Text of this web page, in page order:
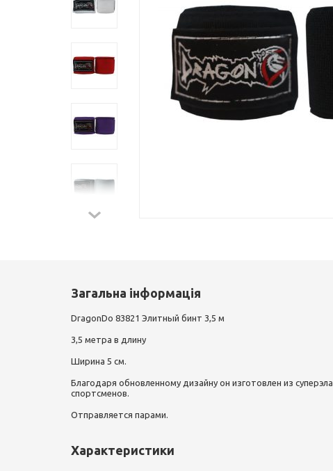
Загальна інформація
DragonDo 83821 Элитный бинт 3,5 м
3,5 метра в длину
Ширина 5 см.
Благодаря обновленному дизайну он изготовлен из
спортсменов.
Отправляется парами.
Характеристики